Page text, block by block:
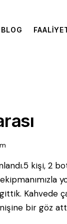
BLOG
kişi, 2
Kahvede
bir göz